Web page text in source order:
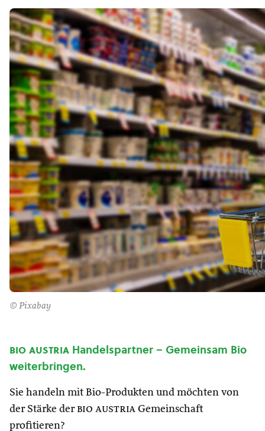
© Pixabay
bio austria Handelspartner – Gemeinsam Bio
weiterbringen.
Sie handeln mit Bio-Produkten und möchten von
der Stärke der bio austria Gemeinschaft
profitieren?